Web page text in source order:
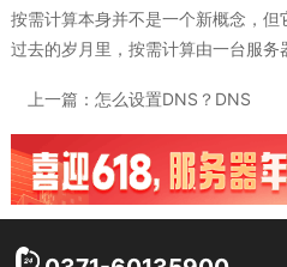
按需计算本身并不是一个新概念，
过去的岁月里，按需计算由一台服务
上一篇：怎么设置DNS？DNS